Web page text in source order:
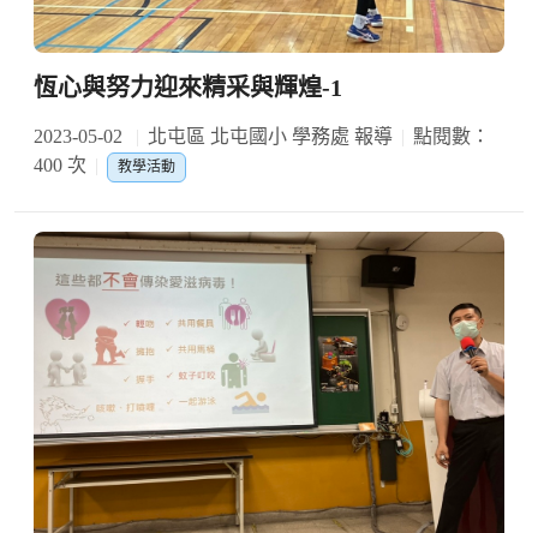
恆心與努力迎來精采與輝煌-1
2023-05-02 北屯區 北屯國小 學務處 報導
點閱數：
400 次
教學活動